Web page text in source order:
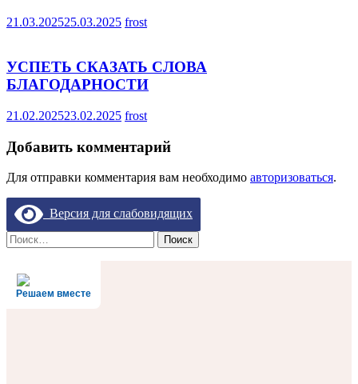
21.03.202525.03.2025 frost
УСПЕТЬ СКАЗАТЬ СЛОВА
БЛАГОДАРНОСТИ
21.02.202523.02.2025 frost
Добавить комментарий
Для отправки комментария вам необходимо авторизоваться.
Версия для слабовидящих
Найти:
Решаем вместе